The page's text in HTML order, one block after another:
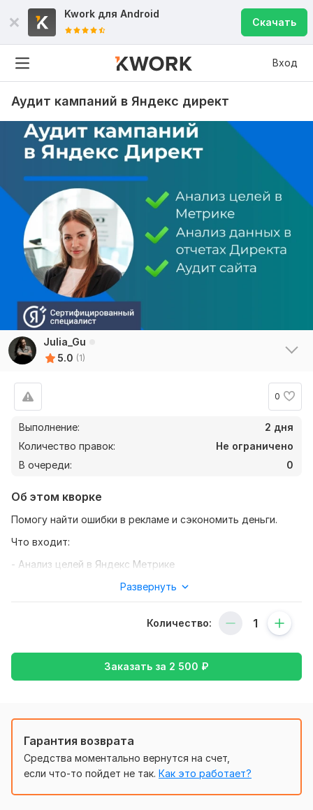
Kwork для Android
Скачать
Вход
Аудит кампаний в Яндекс директ
Julia_Gu
5.0 (1)
0
Выполнение:
2 дня
Количество правок:
Не ограничено
В очереди:
0
Об этом кворке
Помогу найти ошибки в рекламе и сэкономить деньги.
Что входит:
- Анализ целей в Яндекс Метрике
- Анализ данных в Мастере Отчетов
- Аудит сайта
Доступы к кабинету в Яндекс Директ, Яндекс Метрике.
- Ниша
- Регион
Развернуть
Количество:
Заказать за 2 500 ₽
Гарантия возврата
Средства моментально вернутся на счет,
если что-то пойдет не так. Как это работает?